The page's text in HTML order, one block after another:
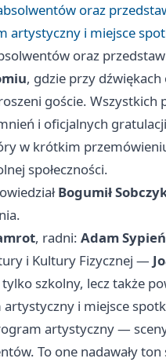
oraz
artystyczny i miejsce
oraz
, gdzie przy
goście. Wszystkich
i oficjalnych
w krótkim
społeczności.
Bogumił
, radni: Adam Sypień
i Kultury Fizycznej —
szkolny, lecz także
i miejsce
artystyczny —
To one nadawały